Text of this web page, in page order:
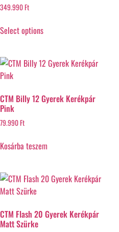
349.990Ft
Select options
CTM Billy 12 Gyerek Kerékpár
Pink
79.990Ft
Kosárba teszem
CTM Flash 20 Gyerek Kerékpár
Matt Szürke